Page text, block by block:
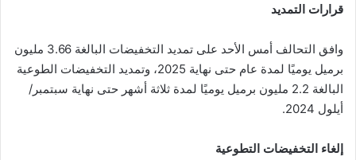
قرارات التمديد
وافق التحالف أمس الأحد على تمديد التخفيضات البالغة 3.66 مليون
برميل يوميًا لمدة عام حتى نهاية 2025، وتمديد التخفيضات الطوعية
البالغة 2.2 مليون برميل يوميًا لمدة ثلاثة أشهر حتى نهاية سبتمبر/
أيلول 2024.
إلغاء التخفيضات التطوعية